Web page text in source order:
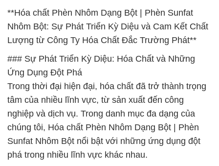
**Hóa chất Phèn Nhôm Dạng Bột | Phèn Sunfat
Nhôm Bột: Sự Phát Triển Kỳ Diệu và Cam Kết Chất
Lượng từ Công Ty Hóa Chất Đắc Trường Phát**
### Sự Phát Triển Kỳ Diệu: Hóa Chất và Những
Ứng Dụng Đột Phá
Trong thời đại hiện đại, hóa chất đã trở thành trọng
tâm của nhiều lĩnh vực, từ sản xuất đến công
nghiệp và dịch vụ. Trong danh mục đa dạng của
chúng tôi, Hóa chất Phèn Nhôm Dạng Bột | Phèn
Sunfat Nhôm Bột nổi bật với những ứng dụng đột
phá trong nhiều lĩnh vực khác nhau.